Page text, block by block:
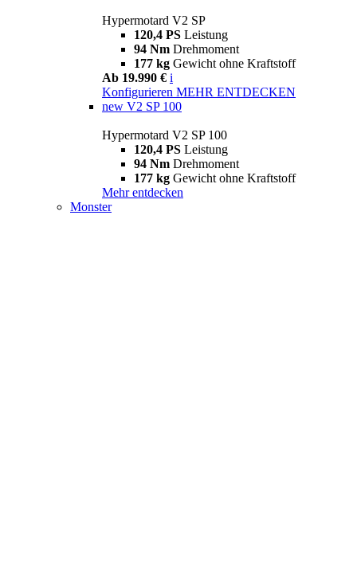
Hypermotard V2 SP
120,4 PS Leistung
94 Nm Drehmoment
177 kg Gewicht ohne Kraftstoff
Ab 19.990 € i
Konfigurieren MEHR ENTDECKEN
new V2 SP 100
Hypermotard V2 SP 100
120,4 PS Leistung
94 Nm Drehmoment
177 kg Gewicht ohne Kraftstoff
Mehr entdecken
Monster